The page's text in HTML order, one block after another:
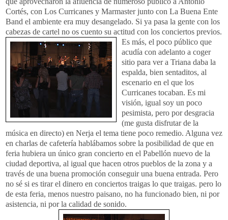
Cortés, con Los Curricanes y Marmasterjunto con La Buena Ente
Band el ambiente era muy desangelado. Si ya pasa la gente con los
cabezas de cartel no os cuento su actitud con los conciertos previos.
Es más, el poco público que
acudía con adelanto a coger
sitio para ver a Triana daba la
espalda, bien sentaditos, al
escenario en el que los
Curricanes tocaban. Es mi
visión, igual soy un poco
pesimista, pero por desgracia
(me gusta disfrutar de la
música en directo) en Nerja el tema tiene poco remedio. Alguna vez
en charlas de cafetería hablábamos sobre la posibilidad de que en
feria hubiera un único gran concierto en el Pabellón nuevo de la
ciudad deportiva, al igual que hacen otros pueblos de la zona y a
través de una buena promoción conseguir una buena entrada. Pero
no sé si es tirar el dinero en conciertos traigas lo que traigas. pero lo
de esta feria, menos nuestro paisano, no ha funcionado bien, ni por
asistencia, ni por la calidad de sonido.